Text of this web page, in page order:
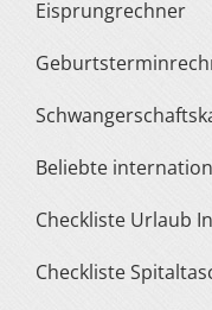
Eisprungrechner
Beliebte
Checkliste Urlaub
Checkliste